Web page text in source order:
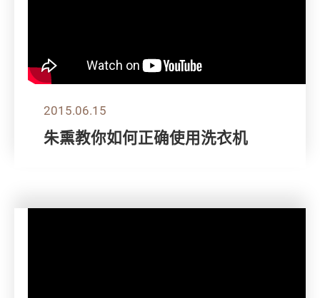
2015.06.15
朱熏教你如何正确使用洗衣机